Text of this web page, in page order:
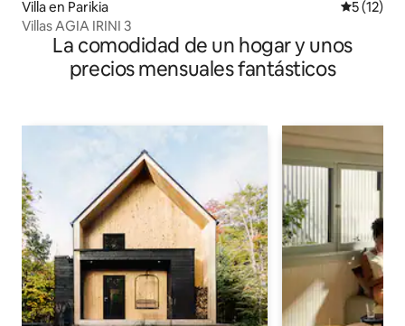
Villa en Parikia
5 (12)
Villas AGIA IRINI 3
La comodidad de un hogar y unos
precios mensuales fantásticos